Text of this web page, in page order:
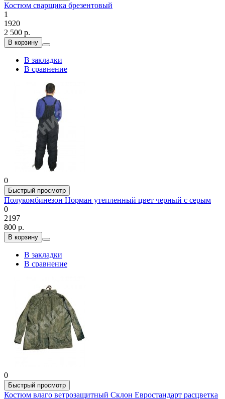
Костюм сварщика брезентовый
1
1920
2 500 р.
В корзину
В закладки
В сравнение
0
Быстрый просмотр
Полукомбинезон Норман утепленный цвет черный с серым
0
2197
800 р.
В корзину
В закладки
В сравнение
0
Быстрый просмотр
Костюм влаго ветрозащитный Склон Евростандарт расцветка